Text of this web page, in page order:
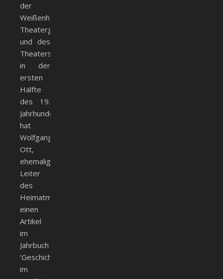
der
Weißenhorner
Theatergesellschaft
und des
Theaters
in der
ersten
Hälfte
des 19.
Jahrhundert
hat
Wolfgang
Ott,
ehemaliger
Leiter
des
Heimatmuseums,
einen
Artikel
im
Jahrbuch
‘Geschichte
im